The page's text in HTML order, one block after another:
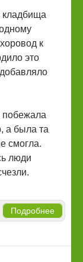
кладбища
к
это
побежала
а была та
смогла.
люди
Подробнее